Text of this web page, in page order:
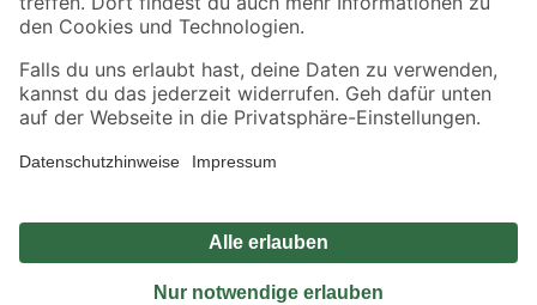
Alle Preisangaben in EUR inkl. gesetzl. MwSt.. Die dargestellten Angebote sind unter
Umständen nicht in allen Märkten verfügbar. Die angegebenen Verfügbarkeiten beziehen
Produkte nur solange der Vorrat reicht.
*Paketversand ab 59 € versandkostenfrei, gilt nicht für Artikel mit Speditionsversand, hier
Privatsphäre Impressum
Nutzungsbedingungen
Widerrufsrecht
Vertrag widerrufen